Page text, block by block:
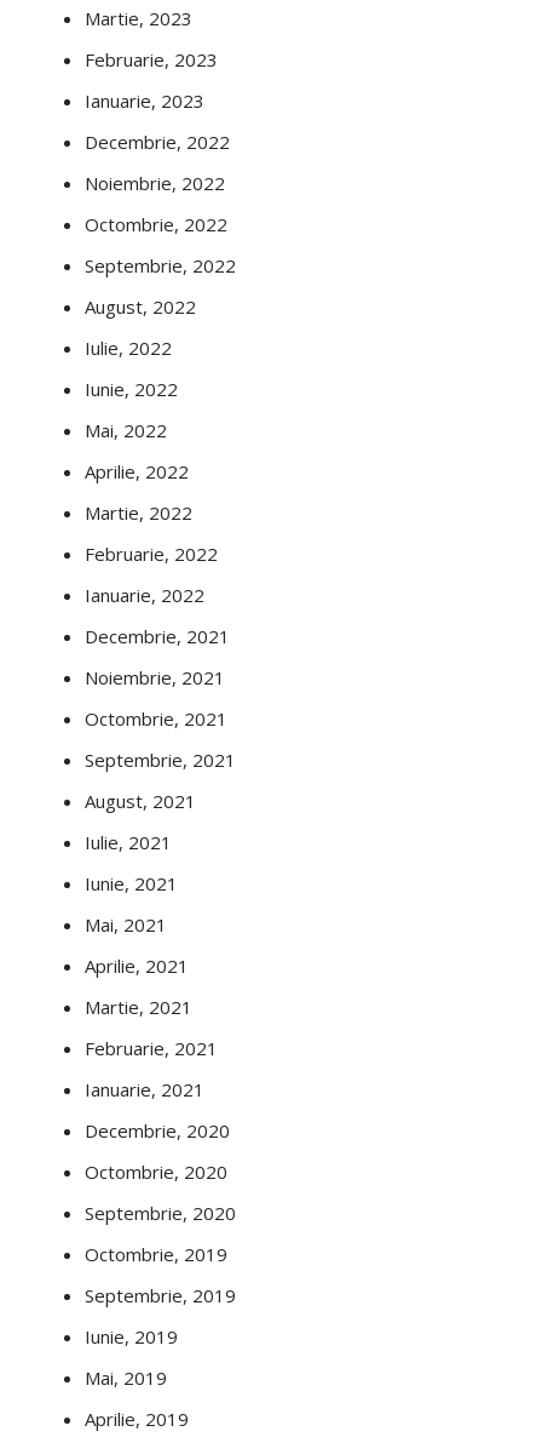
Martie, 2023
Februarie, 2023
Ianuarie, 2023
Decembrie, 2022
Noiembrie, 2022
Octombrie, 2022
Septembrie, 2022
August, 2022
Iulie, 2022
Iunie, 2022
Mai, 2022
Aprilie, 2022
Martie, 2022
Februarie, 2022
Ianuarie, 2022
Decembrie, 2021
Noiembrie, 2021
Octombrie, 2021
Septembrie, 2021
August, 2021
Iulie, 2021
Iunie, 2021
Mai, 2021
Aprilie, 2021
Martie, 2021
Februarie, 2021
Ianuarie, 2021
Decembrie, 2020
Octombrie, 2020
Septembrie, 2020
Octombrie, 2019
Septembrie, 2019
Iunie, 2019
Mai, 2019
Aprilie, 2019